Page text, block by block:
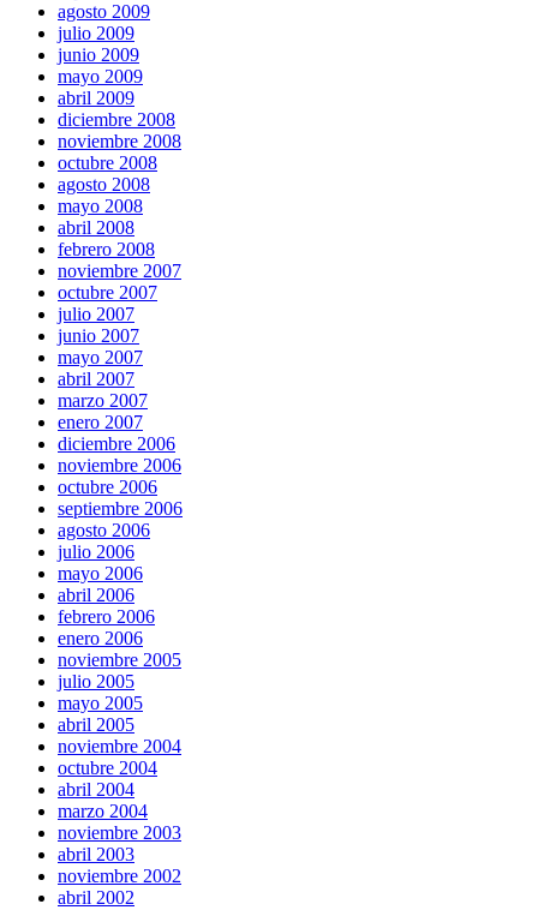
agosto 2009
julio 2009
junio 2009
mayo 2009
abril 2009
diciembre 2008
noviembre 2008
octubre 2008
agosto 2008
mayo 2008
abril 2008
febrero 2008
noviembre 2007
octubre 2007
julio 2007
junio 2007
mayo 2007
abril 2007
marzo 2007
enero 2007
diciembre 2006
noviembre 2006
octubre 2006
septiembre 2006
agosto 2006
julio 2006
mayo 2006
abril 2006
febrero 2006
enero 2006
noviembre 2005
julio 2005
mayo 2005
abril 2005
noviembre 2004
octubre 2004
abril 2004
marzo 2004
noviembre 2003
abril 2003
noviembre 2002
abril 2002